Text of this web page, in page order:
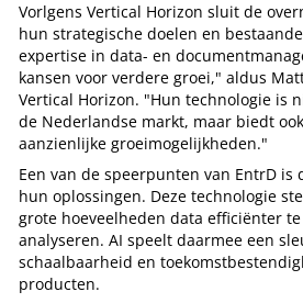
Vorlgens Vertical Horizon sluit de
hun strategische doelen en
expertise in data- en
kansen voor verdere groei," aldus
Vertical Horizon. "Hun technologie is
de Nederlandse markt, maar biedt
aanzienlijke groeimogelijkheden."
Een van de speerpunten van EntrD is
hun oplossingen. Deze technologie
grote hoeveelheden data efficiënter
analyseren. AI speelt daarmee een
schaalbaarheid en
producten.